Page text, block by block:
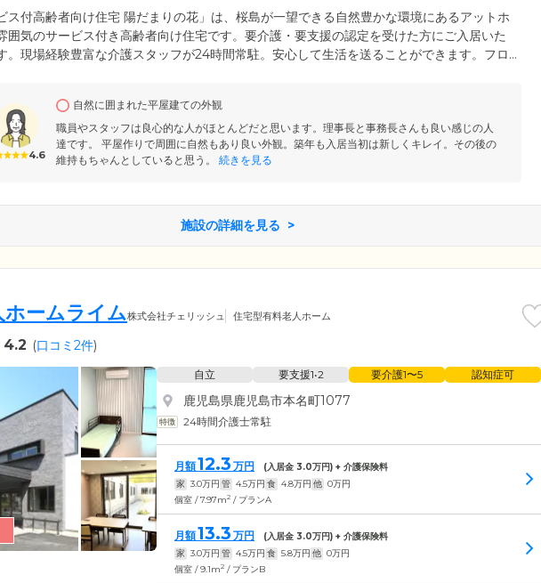
ス付高齢者向け住宅 陽だまりの花」は、桜島が一望できる自然豊かな環境にあるアットホ
囲気のサービス付き高齢者向け住宅です。要介護・要支援の認定を受けた方にご入居いた
。現場経験豊富な介護スタッフが24時間常駐。安心して生活を送ることができます。フロ
1回以上の安否確認をしており、医療面でも万全です。ご自宅にいるようなくつろぎと、サポ
る安心を、同時に実感していただける住まいとなっております。
4.6
自然に囲まれた平屋建ての外観
職員やスタッフは良心的な人がほとんどだと思います。理事長と事務長さんも良い感じの人
達です。 平屋作りで周囲に自然もあり良い外観。築年も入居当初は新しくキレイ。その後の
維持もちゃんとしていると思う。
続きを見る
施設の詳細を見る
ホームライム株式会社チェリッシュ 住宅型有料老人ホーム
4.2 (口コミ2件)
自立 要支援1•2 要介護1〜5 認知症可
鹿児島県鹿児島市本名町1077
24時間介護士常駐
月額12.3 万円 (入居金 3.0万円) + 介護保険料
家 3.0万円 管 4.5万円 食 4.8万円 他 0万円
個室 / 7.97m2 / プランA
月額13.3 万円 (入居金 3.0万円) + 介護保険料
家 3.0万円 管 4.5万円 食 5.8万円 他 0万円
個室 / 9.1m2 / プランB